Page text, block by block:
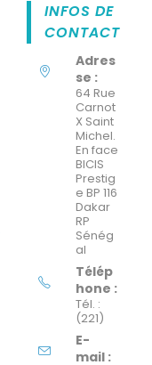
INFOS DE
CONTACT
Adres
se :
64 Rue
Carnot
X Saint
Michel.
En face
BICIS
Prestig
e BP 116
Dakar
RP
Sénég
al
Télép
hone :
Tél. :
(221)
E-
mail :